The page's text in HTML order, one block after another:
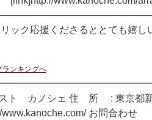
ック応援くださるととても嬉
ランキングへ
ト カノシェ 住 所 : 東京都新
www.kanoche.com/ お問合わ